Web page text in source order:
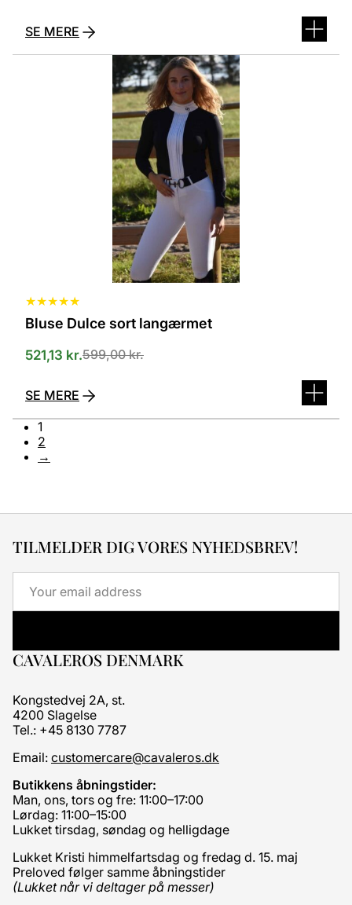
SE MERE
★★★★★
Bluse Dulce sort langærmet
599,00kr.
521,13 kr.
SE MERE
1
2
→
TILMELDER DIG VORES NYHEDSBREV!
Email
CAVALEROS DENMARK
Kongstedvej 2A, st.
4200 Slagelse
Tel.: +45 8130 7787
Email: customercare@cavaleros.dk
Butikkens åbningstider:
Man, ons, tors og fre: 11:00–17:00
Lørdag: 11:00–15:00
Lukket tirsdag, søndag og helligdage
Lukket Kristi himmelfartsdag og fredag d. 15. maj
Preloved følger samme åbningstider
(Lukket når vi deltager på messer)